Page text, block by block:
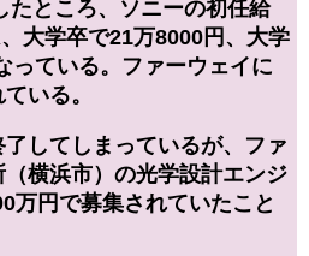
たところ、ソニーの初任給
大学卒で21万8000円、大学
っている。ファーウェイに
いる。
してしまっているが、ファ
横浜市）の光学設計エンジ
万円で募集されていたこと